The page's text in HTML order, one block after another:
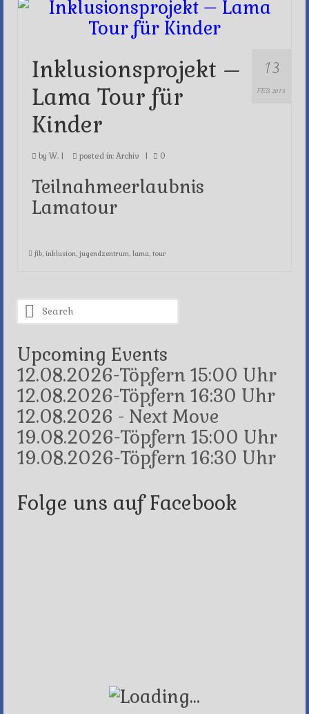
13
FEB 2013
Inklusionsprojekt –
Lama Tour für
Kinder
by W. | posted in: Archiv | 0
Teilnahmeerlaubnis
Lamatour
fib inklusion jugendzentrum lama tour
Search
for:
Upcoming Events
12.08.2026-Töpfern 15:00 Uhr
12.08.2026-Töpfern 16:30 Uhr
12.08.2026 - Next Move
19.08.2026-Töpfern 15:00 Uhr
19.08.2026-Töpfern 16:30 Uhr
Folge uns auf Facebook